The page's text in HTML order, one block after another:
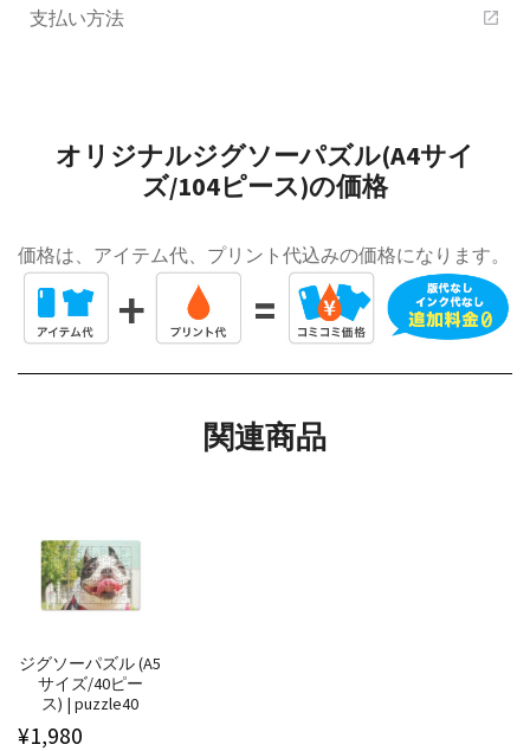
支払い方法 open_in_new
オリジナルジグソーパズル(A4サイ
ズ/104ピース)の価格
価格は、アイテム代、プリント代込みの価格になります。
関連商品
ジグソーパズル (A5
サイズ/40ピー
ス) | puzzle40
¥1,980